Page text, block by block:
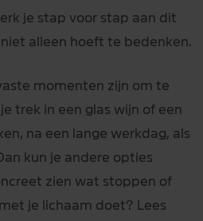
je stap voor stap aan dit
alleen hoeft te bedenken.
momenten zijn om te
trek in een glas wijn of een
na een lange werkdag, als
kun je andere opties
zien wat stoppen of
je lichaam doet? Lees